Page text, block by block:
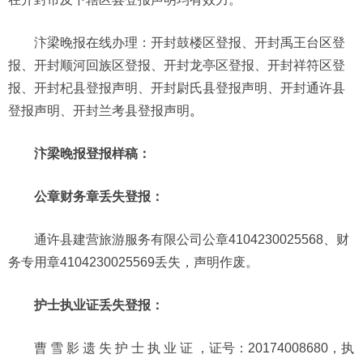
汴梁晚报在线办理：开封鼓楼区登报、开封禹王台区登
报、开封顺河回族区登报、开封龙亭区登报、开封祥符区登
报、开封杞县登报声明、开封尉氏县登报声明、开封通许县
登报声明、开封兰考县登报声明 。
汴梁晚报登报样稿：
公章财务章丢失登报：
通许县建营旅游服务有限公司公章4104230025568、财
务专用章4104230025569丢失，声明作废。
护士执业证丢失登报：
曹 雪 影 遗 失 护 士 执 业 证 ，证号：20174008680，执